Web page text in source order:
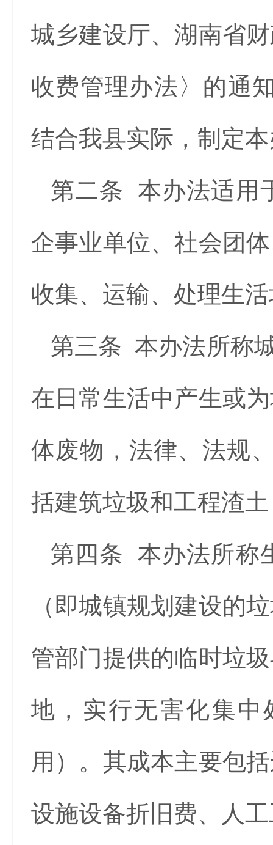
城乡建设厅、湖南省
收费管理办法〉的通
结合我县实际，制定
第二条 本办法适用
企事业单位、社会团
收集、运输、处理生
第三条 本办法所称
在日常生活中产生或
体废物，法律、法规
括建筑垃圾和工程渣
第四条 本办法所称
（即城镇规划建设的
管部门提供的临时垃
地，实行无害化集
用）。其成本主要包
设施设备折旧费、人